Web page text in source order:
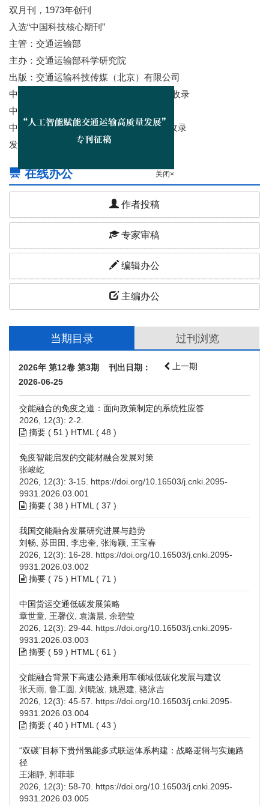
关闭×
双月刊，1973年创刊
入选“中国科技核心期刊”
主管：交通运输部
主办：交通运输部科学研究院
出版：交通运输科技传媒（北京）有限公司
中国科技论文与引文数据库（CSTPSD）收录
中国核心期刊（遴选）数据库收录
中国学术期刊综合评价数据库(CAJCED)收录
发稿周期短、时效性强
在线办公
作者投稿
专家审稿
编辑办公
主编办公
当期目录 过刊浏览
2026年 第12卷 第3期 刊出日期：
2026-06-25
上一期
交能融合的免疫之道：面向政策制定的系统性应答
2026, 12(3): 2-2.
摘要 ( 51 ) HTML ( 48 )
免疫智能启发的交能材融合发展对策
张峻屹
2026, 12(3): 3-15. https://doi.org/10.16503/j.cnki.2095-
9931.2026.03.001
摘要 ( 38 ) HTML ( 37 )
我国交能融合发展研究进展与趋势
刘畅, 苏田田, 李忠奎, 张海颖, 王宝春
2026, 12(3): 16-28. https://doi.org/10.16503/j.cnki.2095-
9931.2026.03.002
摘要 ( 75 ) HTML ( 71 )
中国货运交通低碳发展策略
章世童, 王馨仪, 袁潇晨, 余碧莹
2026, 12(3): 29-44. https://doi.org/10.16503/j.cnki.2095-
9931.2026.03.003
摘要 ( 59 ) HTML ( 61 )
交能融合背景下高速公路乘用车领域低碳化发展与建议
张天雨, 鲁工圆, 刘晓波, 姚恩建, 骆泳吉
2026, 12(3): 45-57. https://doi.org/10.16503/j.cnki.2095-
9931.2026.03.004
摘要 ( 40 ) HTML ( 43 )
“双碳”目标下贵州氢能多式联运体系构建：战略逻辑与实施路
径
王湘静, 郭菲菲
2026, 12(3): 58-70. https://doi.org/10.16503/j.cnki.2095-
9931.2026.03.005